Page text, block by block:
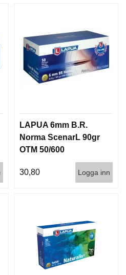
LAPUA 6mm B.R.
Norma ScenarL 90gr
OTM 50/600
30,80 Logga inn